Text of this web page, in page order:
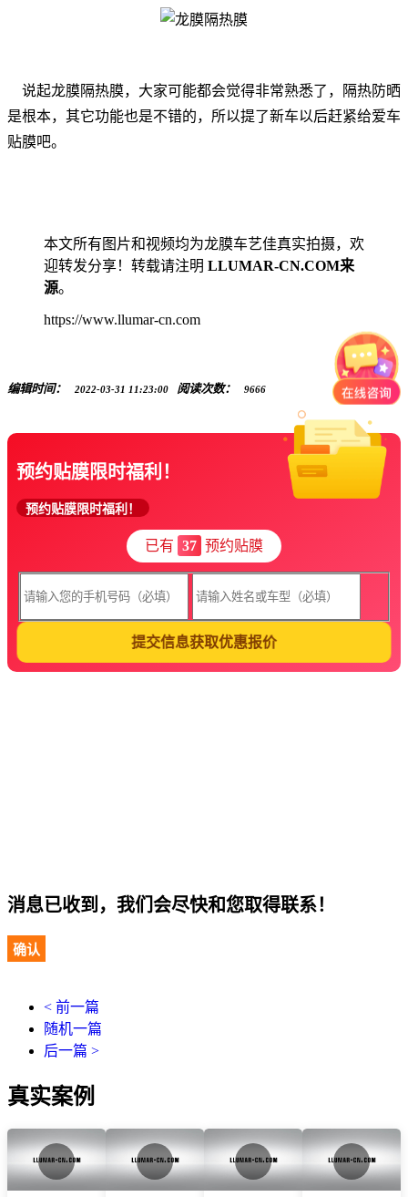
说起龙膜隔热膜，大家可能都会觉得非常熟悉了，隔热防晒
是根本，其它功能也是不错的，所以提了新车以后赶紧给爱车
贴膜吧。
本文所有图片和视频均为龙膜车艺佳真实拍摄，欢
迎转发分享！转载请注明 LLUMAR-CN.COM来
源。
https://www.llumar-cn.com
编辑时间： 2022-03-31 11:23:00 阅读次数： 9666
预约贴膜限时福利！
预约贴膜限时福利！
已有 37 预约贴膜
提交信息获取优惠报价
消息已收到，我们会尽快和您取得联系！
确认
< 前一篇
随机一篇
后一篇 >
真实案例